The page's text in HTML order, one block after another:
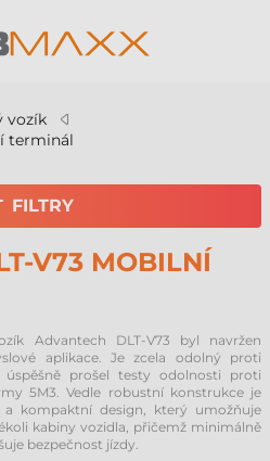
vozík
terminál
V73 MOBILNÍ
Advantech DLT-V73 byl navržen
aplikace. Je zcela odolný proti
prošel testy odolnosti proti
5M3. Vedle robustní konstrukce je
kompaktní design, který umožňuje
kabiny vozidla, přičemž minimálně
bezpečnost jízdy.
FILTRY